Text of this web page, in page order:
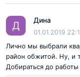
Согласен с
Отправить
Ответ на
Д Дина
01.01.2019
Лично мы выбрали
район обжитой. Ну, и
Добираться до